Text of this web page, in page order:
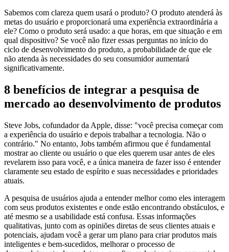
Sabemos com clareza quem usará o produto? O produto atenderá às
metas do usuário e proporcionará uma experiência extraordinária a
ele? Como o produto será usado: a que horas, em que situação e em
qual dispositivo? Se você não fizer essas perguntas no início do
ciclo de desenvolvimento do produto, a probabilidade de que ele
não atenda às necessidades do seu consumidor aumentará
significativamente.
8 benefícios de integrar a pesquisa de
mercado ao desenvolvimento de produtos
Steve Jobs, cofundador da Apple, disse: "você precisa começar com
a experiência do usuário e depois trabalhar a tecnologia. Não o
contrário." No entanto, Jobs também afirmou que é fundamental
mostrar ao cliente ou usuário o que eles querem usar antes de eles
revelarem isso para você, e a única maneira de fazer isso é entender
claramente seu estado de espírito e suas necessidades e prioridades
atuais.
A pesquisa de usuários ajuda a entender melhor como eles interagem
com seus produtos existentes e onde estão encontrando obstáculos, e
até mesmo se a usabilidade está confusa. Essas informações
qualitativas, junto com as opiniões diretas de seus clientes atuais e
potenciais, ajudam você a gerar um plano para criar produtos mais
inteligentes e bem-sucedidos, melhorar o processo de